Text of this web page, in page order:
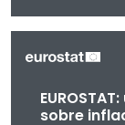
sobre